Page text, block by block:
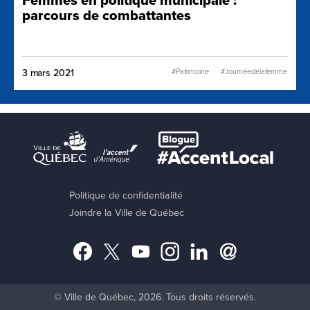
parcours de combattantes
3 mars 2021 #Patrimoine #Journéedelafemme
Politique de confidentialité
Joindre la Ville de Québec
FacebookTwitterYouTubeInstagramLinkedInAbonnement
© Ville de Québec, 2026. Tous droits réservés.